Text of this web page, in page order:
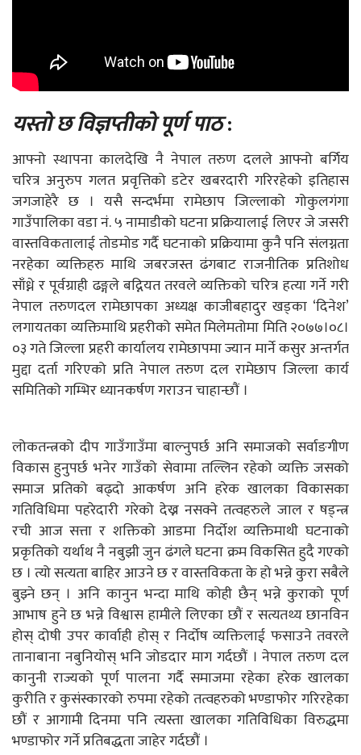
यस्तो छ विज्ञप्तीको पूर्ण पाठ:
आफ्नो स्थापना कालदेखि नै नेपाल तरुण दलले आफ्नो बर्गिय
चरित्र अनुरुप गलत प्रवृत्तिको डटेर खबरदारी गरिरहेको इतिहास
जगजाहेरै छ । यसै सन्दर्भमा रामेछाप जिल्लाको गोकुलगंगा
गाउँपालिका वडा नं. ५ नामाडीको घटना प्रक्रियालाई लिएर जे जसरी
वास्तविकतालाई तोडमोड गर्दै घटनाको प्रक्रियामा कुनै पनि संलग्नता
नरहेका व्यक्तिहरु माथि जबरजस्त ढंगबाट राजनीतिक प्रतिशोध
साँध्ने र पूर्वग्राही ढङ्गले बद्नियत तरवले व्यक्तिको चरित्र हत्या गर्ने गरी
नेपाल तरुणदल रामेछापका अध्यक्ष काजीबहादुर खड्का ‘दिनेश’
लगायतका व्यक्तिमाथि प्रहरीको समेत मिलेमतोमा मिति २०७७।०८।
०३ गते जिल्ला प्रहरी कार्यालय रामेछापमा ज्यान मार्ने कसुर अन्तर्गत
मुद्दा दर्ता गरिएको प्रति नेपाल तरुण दल रामेछाप जिल्ला कार्य
समितिको गम्भिर ध्यानकर्षण गराउन चाहान्छौं ।
लोकतन्त्रको दीप गाउँगाउँमा बाल्नुपर्छ अनि समाजको सर्वाङगीण
विकास हुनुपर्छ भनेर गाउँको सेवामा तल्लिन रहेको व्यक्ति जसको
समाज प्रतिको बढ्दो आकर्षण अनि हरेक खालका विकासका
गतिविधिमा पहरेदारी गरेको देख्न नसक्ने तत्वहरुले जाल र षड्न्त्र
रची आज सत्ता र शक्तिको आडमा निर्दोश व्यक्तिमाथी घटनाको
प्रकृतिको यर्थाथ नै नबुझी जुन ढंगले घटना क्रम विकसित हुदै गएको
छ । त्यो सत्यता बाहिर आउने छ र वास्तविकता के हो भन्ने कुरा सबैले
बुझ्ने छन् । अनि कानुन भन्दा माथि कोही छैन् भन्ने कुराको पूर्ण
आभाष हुने छ भन्ने विश्वास हामीले लिएका छौं र सत्यतथ्य छानविन
होस् दोषी उपर कार्वाही होस् र निर्दोष व्यक्तिलाई फसाउने तवरले
तानाबाना नबुनियोस् भनि जोडदार माग गर्दछौं । नेपाल तरुण दल
कानुनी राज्यको पूर्ण पालना गर्दै समाजमा रहेका हरेक खालका
कुरीति र कुसंस्कारको रुपमा रहेको तत्वहरुको भण्डाफोर गरिरहेका
छौं र आगामी दिनमा पनि त्यस्ता खालका गतिविधिका विरुद्धमा
भण्डाफोर गर्ने प्रतिबद्धता जाहेर गर्दछौं ।